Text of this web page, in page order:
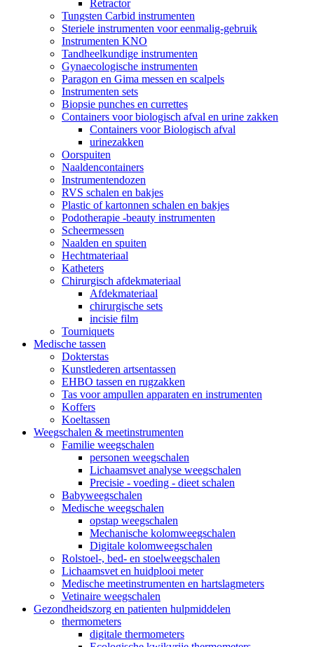
Retractor
Tungsten Carbid instrumenten
Steriele instrumenten voor eenmalig-gebruik
Instrumenten KNO
Tandheelkundige instrumenten
Gynaecologische instrumenten
Paragon en Gima messen en scalpels
Instrumenten sets
Biopsie punches en currettes
Containers voor biologisch afval en urine zakken
Containers voor Biologisch afval
urinezakken
Oorspuiten
Naaldencontainers
Instrumentendozen
RVS schalen en bakjes
Plastic of kartonnen schalen en bakjes
Podotherapie -beauty instrumenten
Scheermessen
Naalden en spuiten
Hechtmateriaal
Katheters
Chirurgisch afdekmateriaal
Afdekmateriaal
chirurgische sets
incisie film
Tourniquets
Medische tassen
Dokterstas
Kunstlederen artsentassen
EHBO tassen en rugzakken
Tas voor ampullen apparaten en instrumenten
Koffers
Koeltassen
Weegschalen & meetinstrumenten
Familie weegschalen
personen weegschalen
Lichaamsvet analyse weegschalen
Precisie - voeding - dieet schalen
Babyweegschalen
Medische weegschalen
opstap weegschalen
Mechanische kolomweegschalen
Digitale kolomweegschalen
Rolstoel-, bed- en stoelweegschalen
Lichaamsvet en huidplooi meter
Medische meetinstrumenten en hartslagmeters
Vetinaire weegschalen
Gezondheidszorg en patienten hulpmiddelen
thermometers
digitale thermometers